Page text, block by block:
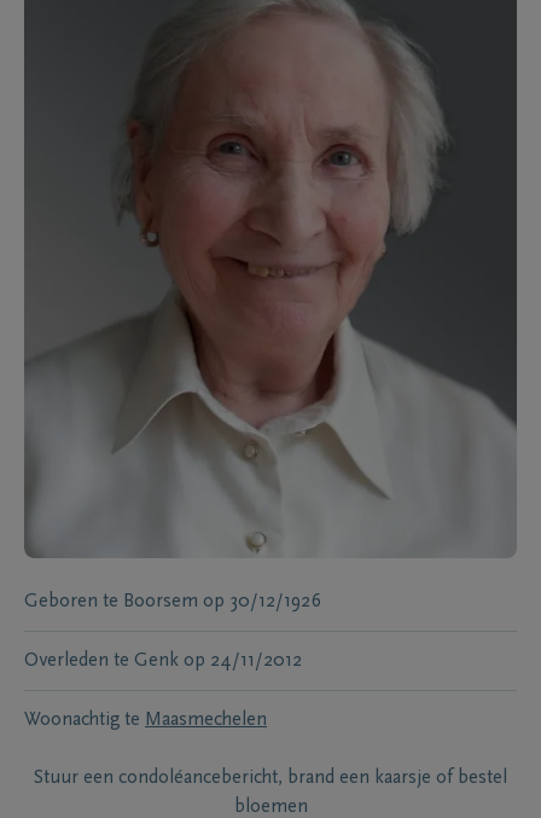
Geboren te Boorsem op 30/12/1926
Overleden te Genk op 24/11/2012
Woonachtig te Maasmechelen
Stuur een condoléancebericht, brand een kaarsje of bestel
bloemen